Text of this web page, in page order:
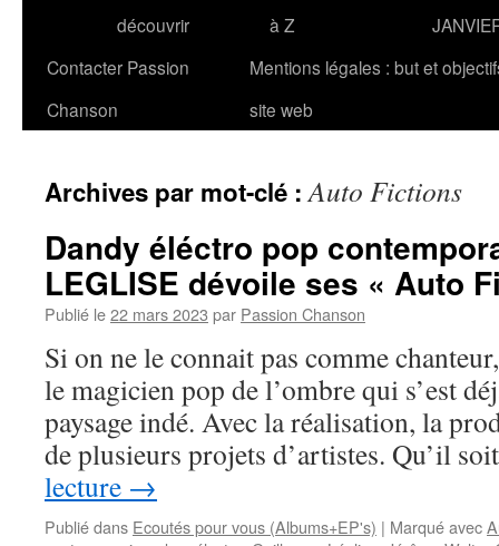
découvrir
à Z
Contacter Passion
Chanson
Mentions légales : but et
site web
Archives par mot-clé :Auto Fictions
Dandy éléctro pop
LEGLISE dévoile ses « Auto
Publié le22 mars 2023 par Passion Chanson
Si on ne le connait pas comme
le magicien pop de l’ombre qui s’est
paysage indé. Avec la réalisation, la
de plusieurs projets d’artistes. Qu’il
lecture →
Publié dans Ecoutés pour vous (Albums+EP's) | Marqué avec